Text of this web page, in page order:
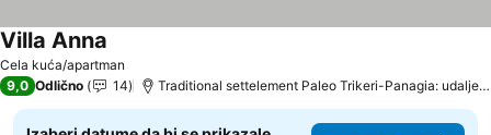
Cela kuća/apartman
Villa Anna
9,0 Odlično 14 Traditional settelement Paleo Trikeri-Panagia: udaljenost 6.1 km